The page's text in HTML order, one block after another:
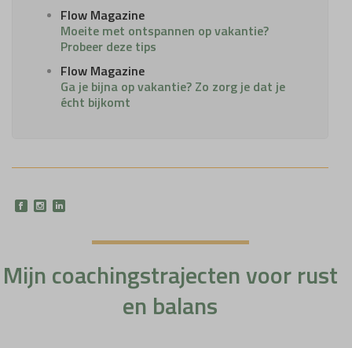
Flow Magazine
Moeite met ontspannen op vakantie?
Probeer deze tips
Flow Magazine
Ga je bijna op vakantie? Zo zorg je dat je
écht bijkomt
Mijn coachingstrajecten voor rust
en balans